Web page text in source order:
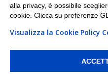
PI/CF/N°Iscr.: 10821360012 |
Whistleblowing|
alla privacy, è possibile
cookie. Clicca su preferenze
Visualizza la Cookie Policy